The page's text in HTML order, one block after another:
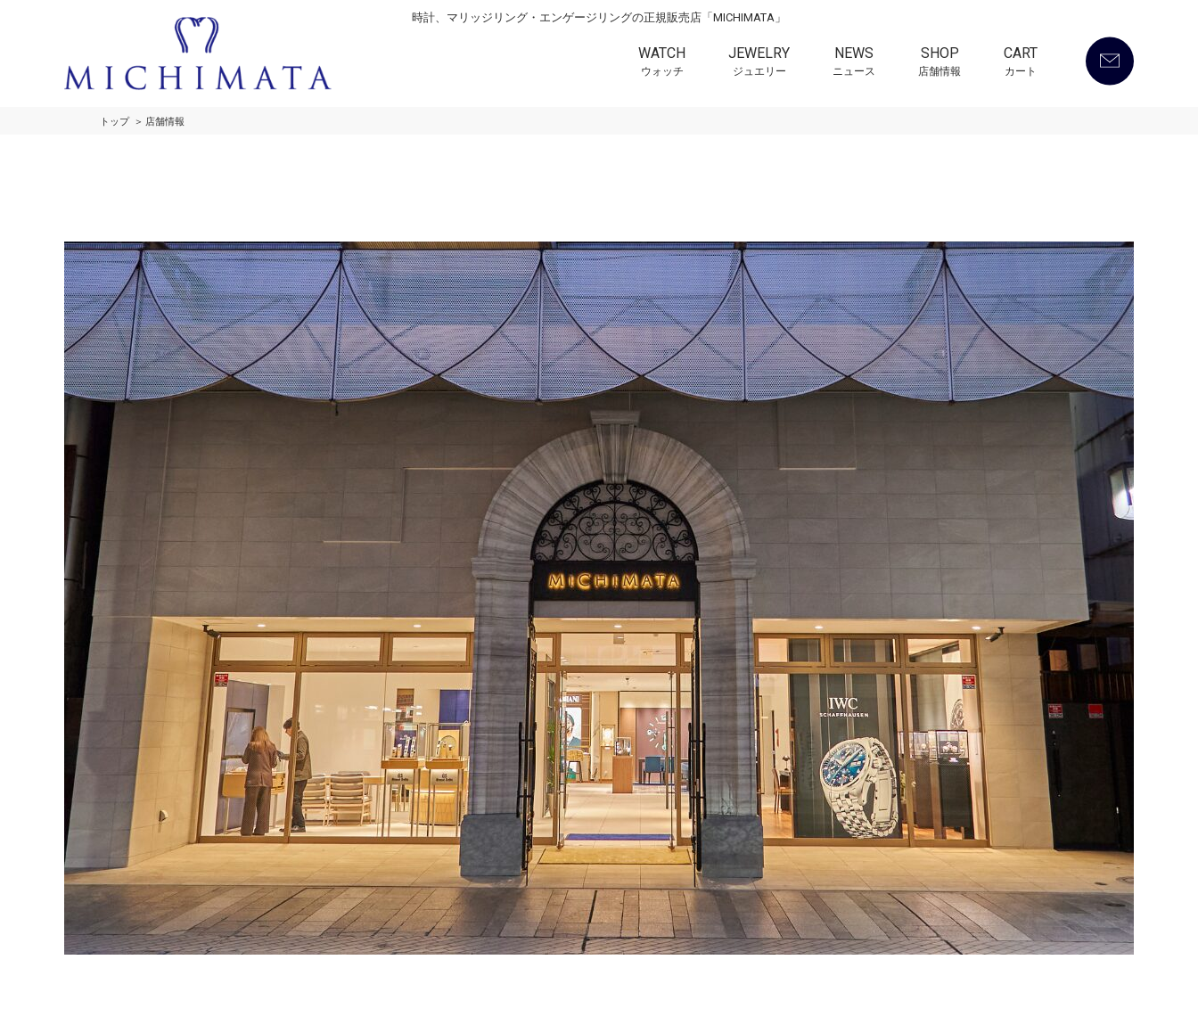
時計、マリッジリング・エンゲージリングの正規販売店「MICHIMATA」
WATCH
ウォッチ
JEWELRY
ジュエリー
NEWS
ニュース
SHOP
店舗情報
CART
カート
トップ 店舗情報